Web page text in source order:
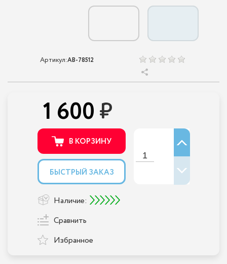
Артикул:AB-78512
1 600
В КОРЗИНУ
БЫСТРЫЙ ЗАКАЗ
Наличие:
Сравнить
Избранное